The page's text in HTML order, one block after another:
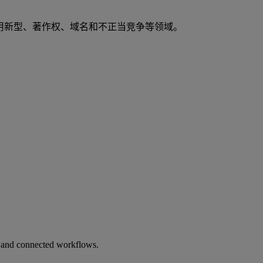
型、著作权、域名和不正当竞争等领域。
connected workflows.